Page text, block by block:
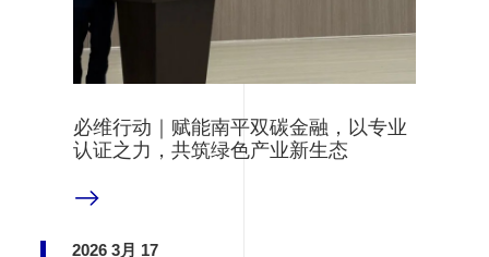
必维行动｜赋能南平双碳金融，以专业
认证之力，共筑绿色产业新生态
2026 3月 17